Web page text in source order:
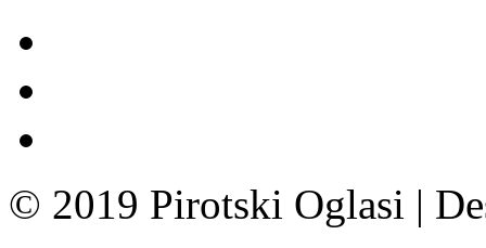
© 2019 Pirotski Oglasi |